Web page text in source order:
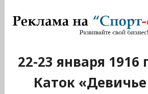
22-23 января 1916
Каток